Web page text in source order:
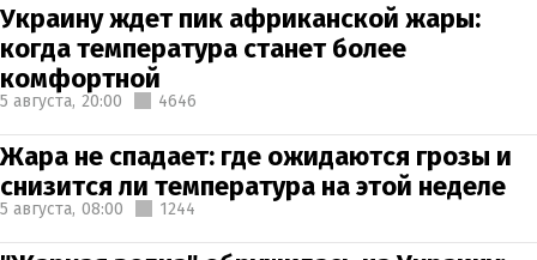
Украину ждет пик африканской жары:
когда температура станет более
комфортной
5 августа, 20:00 4646
Жара не спадает: где ожидаются грозы и
снизится ли температура на этой неделе
5 августа, 08:00 1244